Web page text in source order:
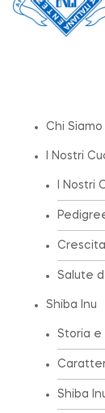
Chi Siamo
I Nostri
I Nostri
Salute
Shiba Inu
Storia e
Shiba